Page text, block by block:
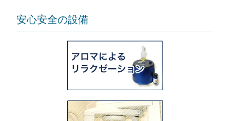
安心安全の設備